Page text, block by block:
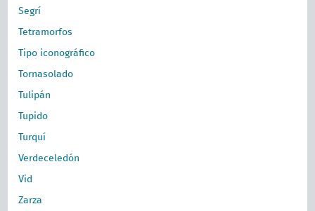
Segrí
Tetramorfos
Tipo iconográfico
Tornasolado
Tulipán
Tupido
Turquí
Verdeceledón
Vid
Zarza